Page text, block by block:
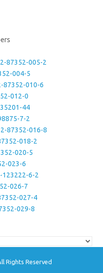
87352-005-2
004-5
87352-010-6
012-0
44
7-2
2-87352-016-8
018-2
020-5
023-6
123222-6-2
026-7
027-4
029-8
Rights Reserved